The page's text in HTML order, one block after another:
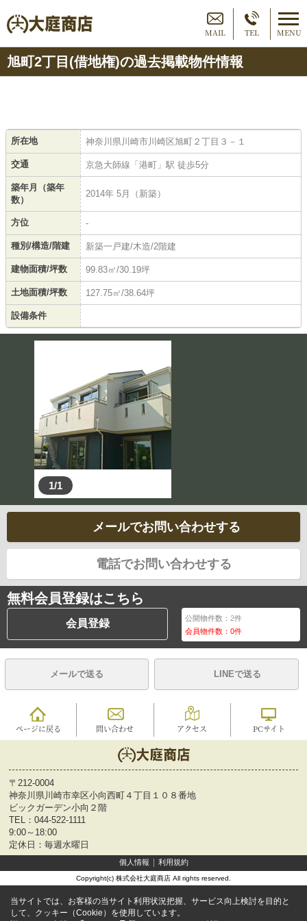
MAIL TEL MENU
旭町2丁目(借地権)の過去掲載物件情報
所在地 神奈川県川崎市川崎区旭町２丁目３－１
交通 京急大師線「港町」駅 徒歩5分
築年月（築年
数）
2014年 5月（新築）
方位 -
種別/構造/階建 新築一戸建/木造/2階建
建物面積/坪数 99.83㎡/30.19坪
土地面積/坪数 127.75㎡/38.64坪
設備条件
1/1
メールでお問い合わせする
電話でお問い合わせする
無料会員登録はこちら
会員登録 公開物件数：2件
会員物件数：0件
メールで送る LINEで送る
ページに戻る 問い合わせ アクセス PCサイト
〒212-0004
神奈川県川崎市幸区小向西町４丁目１０８番地
ビックガーデン小向２階
TEL： 044-522-1111
9:00～18:00
定休日：毎週水曜日
個人情報 利用規約
Copyright(c) 株式会社大庭商店 All rights reserved.
当サイトでは、お客様の当サイト利用状況把握、サービス向上検討を目的と
して、クッキー（Cookie）を使用しています。